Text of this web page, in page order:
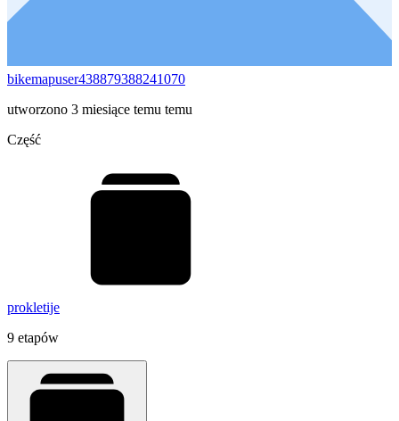
bikemapuser438879388241070
utworzono 3 miesiące temu temu
Część
prokletije
9 etapów